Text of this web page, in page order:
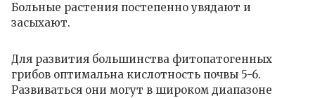
Больные растения постепенно увядают и
засыхают.
Для развития большинства фитопатогенных
грибов оптимальна кислотность почвы 5-6.
Развиваться они могут в широком диапазоне